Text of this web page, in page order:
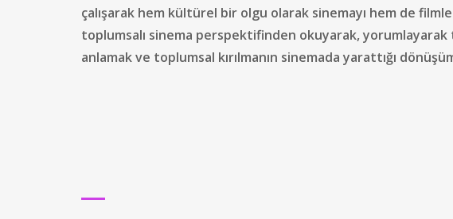
çalışarak hem kültürel bir olgu olarak sinemayı hem de
toplumsalı sinema perspektifinden okuyarak,
anlamak ve toplumsal kırılmanın sinemada yarattığı